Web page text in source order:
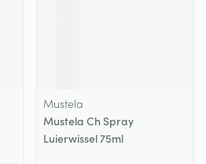
Mustela
Mustela Ch Spray
Luierwissel 75ml